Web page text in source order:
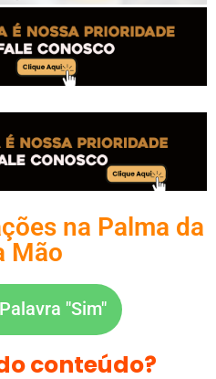
na Palma da
Mão
"Sim"
conteúdo?